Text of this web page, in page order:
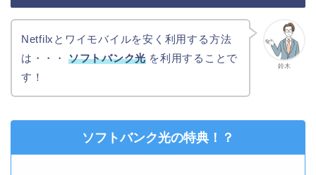
鈴木
Netfilxとワイモバイルを安く利用する方法
は・・・
ソフトバンク光 を利用することで
す！
ソフトバンク光の特典！？